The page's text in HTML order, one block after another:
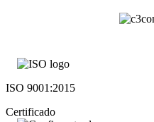
ISO 9001:2015
Certificado